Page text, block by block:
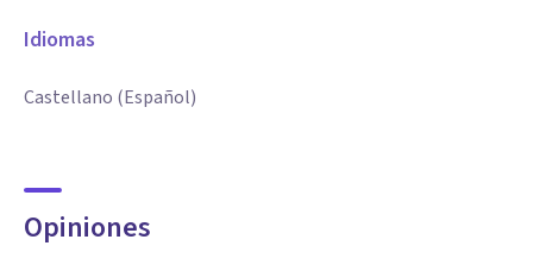
Idiomas
Castellano (Español)
Opiniones